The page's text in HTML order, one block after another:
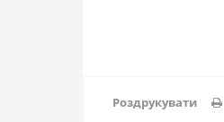
Роздрукувати